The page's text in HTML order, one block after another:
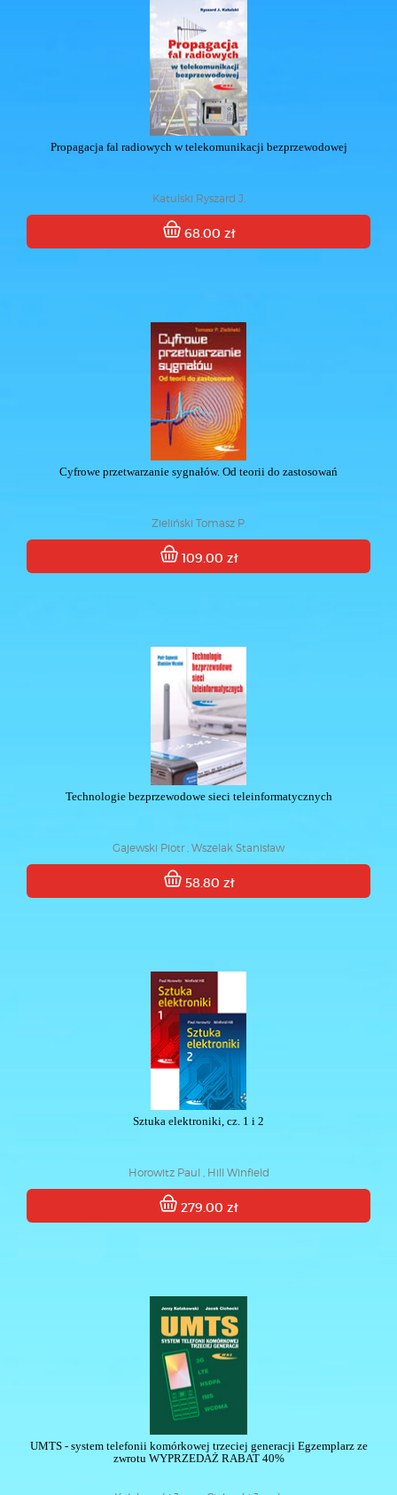
Propagacja fal radiowych w telekomunikacji bezprzewodowej
Katulski Ryszard J.
68.00 zł
Cyfrowe przetwarzanie sygnałów. Od teorii do zastosowań
Zieliński Tomasz P.
109.00 zł
Technologie bezprzewodowe sieci teleinformatycznych
Gajewski Piotr , Wszelak Stanisław
58.80 zł
Sztuka elektroniki, cz. 1 i 2
Horowitz Paul , Hill Winfield
279.00 zł
UMTS - system telefonii komórkowej trzeciej generacji Egzemplarz ze
zwrotu WYPRZEDAŻ RABAT 40%